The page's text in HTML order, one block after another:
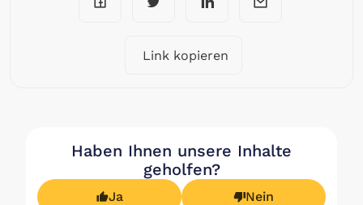
Link kopieren
Haben Ihnen unsere Inhalte
geholfen?
Ja Nein